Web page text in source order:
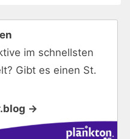
im schnellsten
Gibt es einen St.
→